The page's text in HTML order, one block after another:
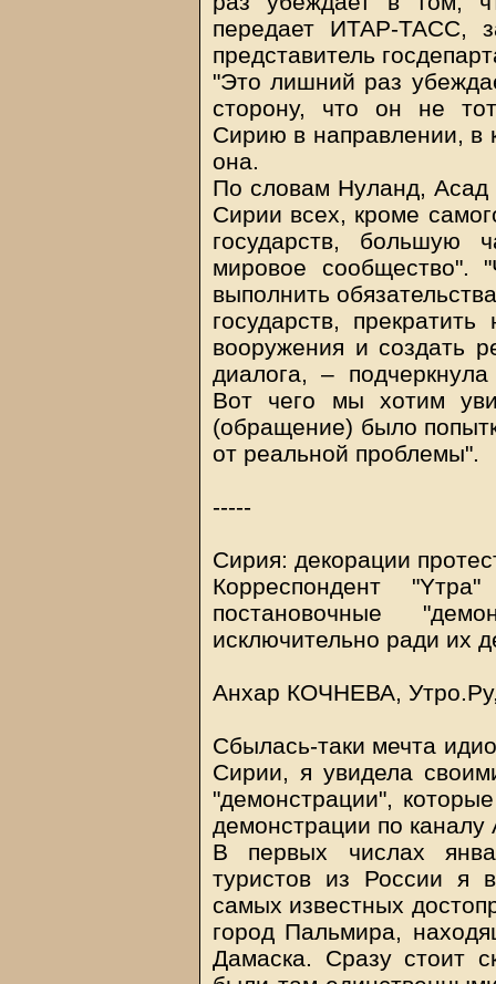
передает ИТАР-ТАСС,
представитель
"Это лишний раз
сторону, что он не
Сирию в направлении, в
она.
По словам Нуланд, Асад
Сирии всех, кроме
государств, большую
мировое сообщество".
выполнить
государств,
вооружения и создать
диалога, –
Вот чего мы хотим
(обращение) было
от реальной проблемы".
-----
Сирия: декорации
Корреспондент
постановочные
исключительно ради их
Анхар КОЧНЕВА,
Сбылась-таки мечта
Сирии, я увидела
"демонстрации",
демонстрации по
В первых числах
туристов из России я
самых известных
город Пальмира,
Дамаска. Сразу стоит